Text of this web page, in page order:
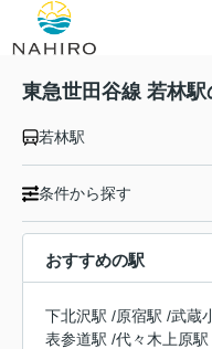
東急世田谷線 若林
若林駅
条件から探す
おすすめの駅
下北沢駅 /原宿駅 /武蔵
表参道駅 /代々木上原駅